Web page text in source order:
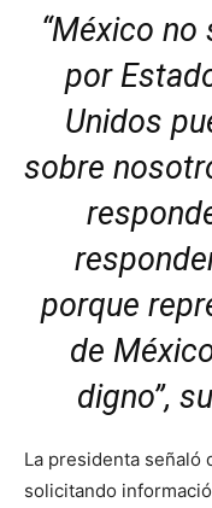
“México
por
Unidos
sobre
porque
de
digno”,
La presidenta señaló
solicitando